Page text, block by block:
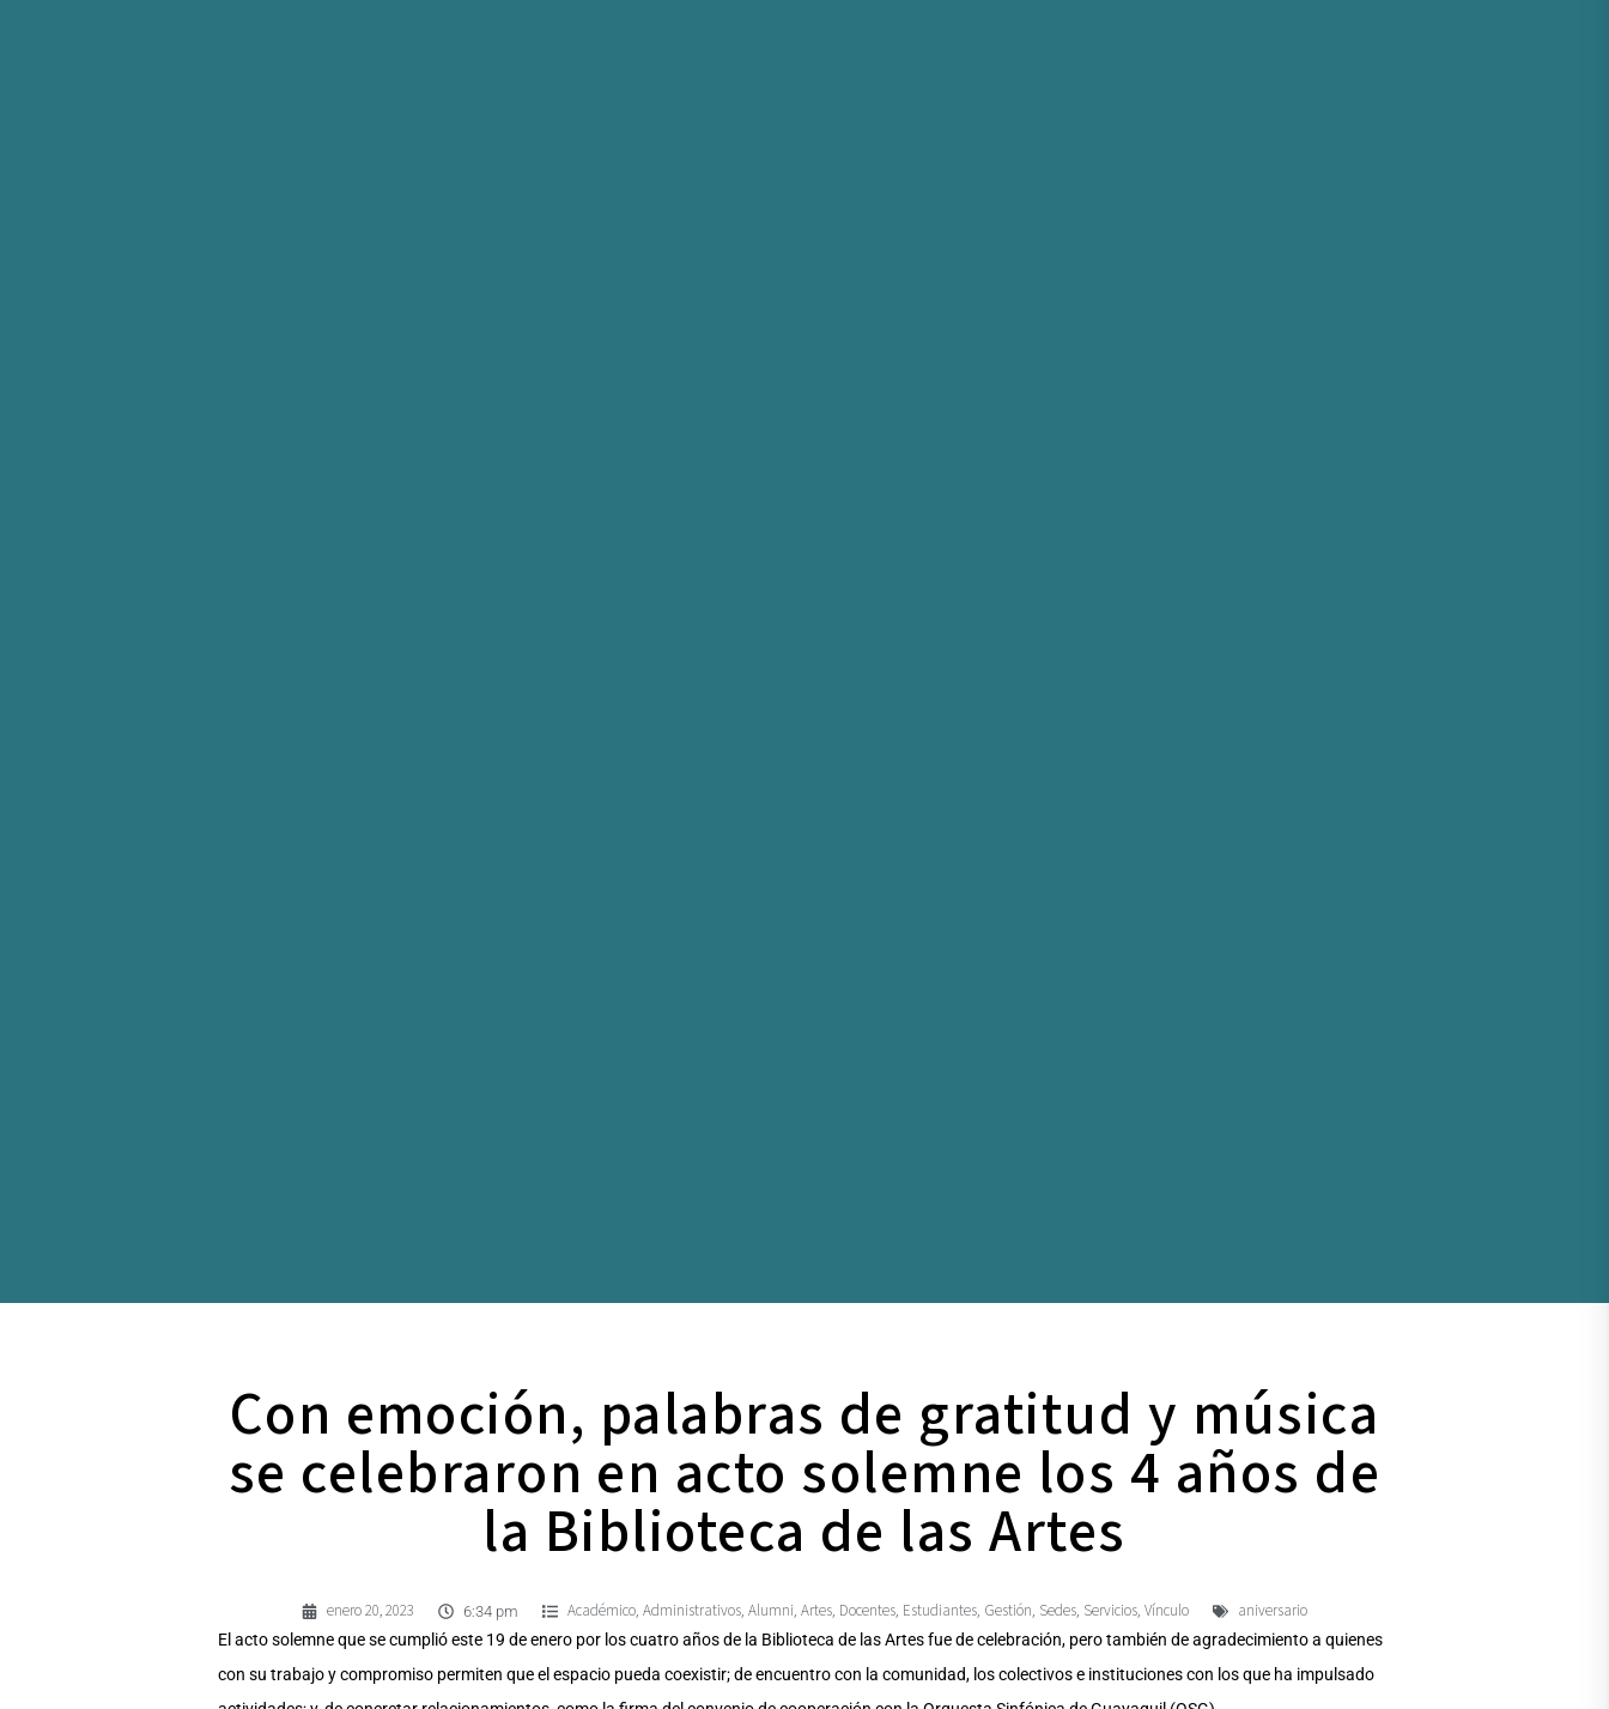
Con emoción, palabras de gratitud y música
se celebraron en acto solemne los 4 años de
la Biblioteca de las Artes
enero 20, 2023 6:34 pm Académico, Administrativos, Alumni, Artes, Docentes, Estudiantes, Gestión, Sedes, Servicios, Vínculo aniversario
El acto solemne que se cumplió este 19 de enero por los cuatro años de la Biblioteca de las Artes fue de celebración, pero también de agradecimiento a quienes
con su trabajo y compromiso permiten que el espacio pueda coexistir; de encuentro con la comunidad, los colectivos e instituciones con los que ha impulsado